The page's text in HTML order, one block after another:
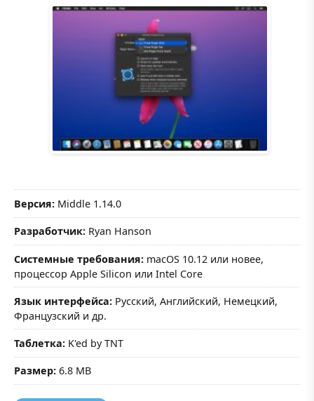
Версия: Middle 1.14.0
Разработчик: Ryan Hanson
Системные требования: macOS 10.12 или новее,
процессор Apple Silicon или Intel Core
Язык интерфейса: Русский, Английский, Немецкий,
Французский и др.
Таблетка: K'ed by TNT
Размер: 6.8 MB